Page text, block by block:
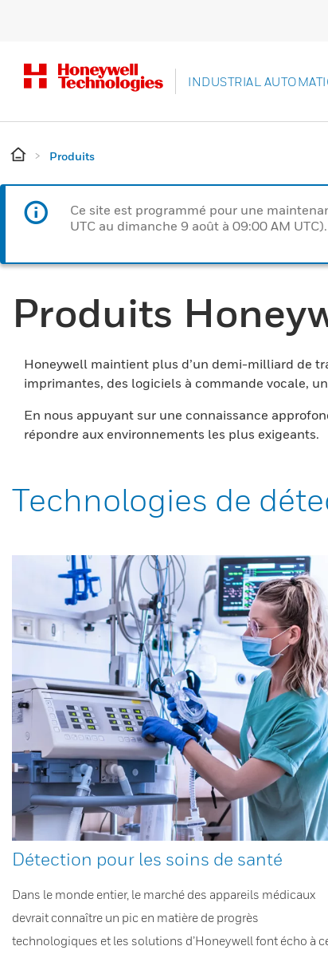
INDUSTRIAL
Produits
Ce site est programmé pour une
UTC au dimanche 9 août à 09:00 AM
Produits
Honeywell maintient plus d’un demi-milliard de
imprimantes, des logiciels à commande vocale,
En nous appuyant sur une connaissance
répondre aux environnements les plus exigeants.
Technologies de
Détection pour les soins de santé
Dans le monde entier, le marché des appareils médicaux
devrait connaître un pic en matière de progrès
technologiques et les solutions d’Honeywell font écho à